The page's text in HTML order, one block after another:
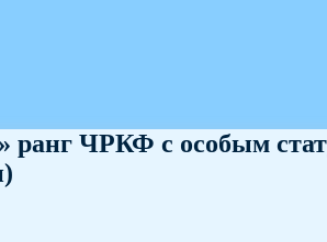
ранг ЧРКФ с особым